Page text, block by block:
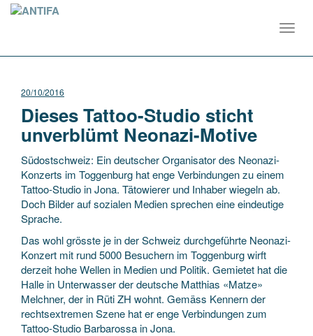
20/10/2016
Dieses Tattoo-Studio sticht
unverblümt Neonazi-Motive
Südostschweiz: Ein deutscher Organisator des Neonazi-
Konzerts im Toggenburg hat enge Verbindungen zu einem
Tattoo-Studio in Jona. Tätowierer und Inhaber wiegeln ab.
Doch Bilder auf sozialen Medien sprechen eine eindeutige
Sprache.
Das wohl grösste je in der Schweiz durchgeführte Neonazi-
Konzert mit rund 5000 Besuchern im Toggenburg wirft
derzeit hohe Wellen in Medien und Politik. Gemietet hat die
Halle in Unterwasser der deutsche Matthias «Matze»
Melch­ner, der in Rüti ZH wohnt. Gemäss Kennern der
rechtsextremen Szene hat er enge Verbindungen zum
Tattoo-Studio Barbarossa in Jona.